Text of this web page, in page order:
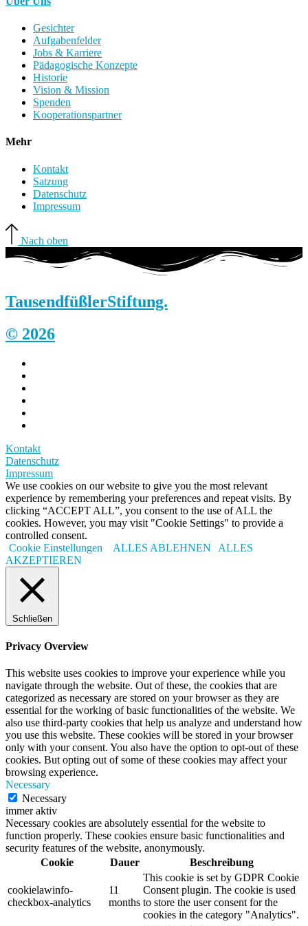
Gesichter
Aufgabenfelder
Jobs & Karriere
Pädagogische Konzepte
Historie
Vision & Mission
Spenden
Kooperationspartner
Mehr
Kontakt
Satzung
Datenschutz
Impressum
Nach oben
TausendfüßlerStiftung.
© 2026
Kontakt
Datenschutz
Impressum
We use cookies on our website to give you the most relevant
experience by remembering your preferences and repeat visits. By
clicking “ACCEPT ALL”, you consent to the use of ALL the
cookies. However, you may visit "Cookie Settings" to provide a
controlled consent.
Cookie Einstellungen
ALLES ABLEHNEN
ALLES
AKZEPTIEREN
Schließen
Privacy Overview
This website uses cookies to improve your experience while you
navigate through the website. Out of these, the cookies that are
categorized as necessary are stored on your browser as they are
essential for the working of basic functionalities of the website. We
also use third-party cookies that help us analyze and understand how
you use this website. These cookies will be stored in your browser
only with your consent. You also have the option to opt-out of these
cookies. But opting out of some of these cookies may affect your
browsing experience.
Necessary
Necessary
immer aktiv
Necessary cookies are absolutely essential for the website to
function properly. These cookies ensure basic functionalities and
security features of the website, anonymously.
Cookie
Dauer Beschreibung
cookielawinfo-
checkbox-analytics
11
months
This cookie is set by GDPR Cookie
Consent plugin. The cookie is used
to store the user consent for the
cookies in the category "Analytics".